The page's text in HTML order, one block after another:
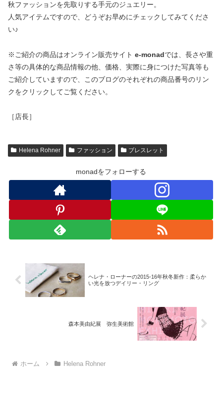
秋ファッションを先取りする手元のジュエリー。
人気アイテムですので、どうぞお早めにチェックしてみてくださ
い♪
※ご紹介の商品はオンライン販売サイト e-monadでは、長さや重
さ等の具体的な商品情報の他、価格、実際に身につけた写真等も
ご紹介していますので、このブログのそれぞれの商品番号のリン
クをクリックしてご覧ください。
［店長］
Helena Rohner ファッション ブレスレット
monadをフォローする
ヘレナ・ローナーの2015-16年秋冬新作：柔らか
い光を放つデイリー・リング
森本美由紀展 弥生美術館
ホーム Helena Rohner